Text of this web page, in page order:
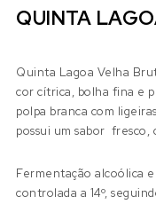
QUINTA
Quinta Lagoa Velha
cor cítrica, bolha fina e
polpa branca com
possui um sabor fresco,
Fermentação alcoólica
controlada a 14º,